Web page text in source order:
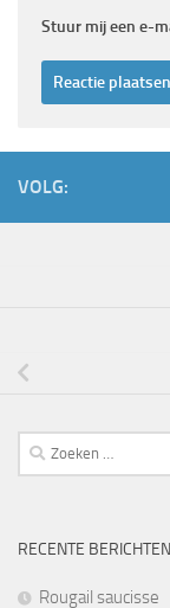
Stuur mij een e-
VOLG:
Zoeken
naar:
RECENTE BERICHTEN
Rougail saucisse